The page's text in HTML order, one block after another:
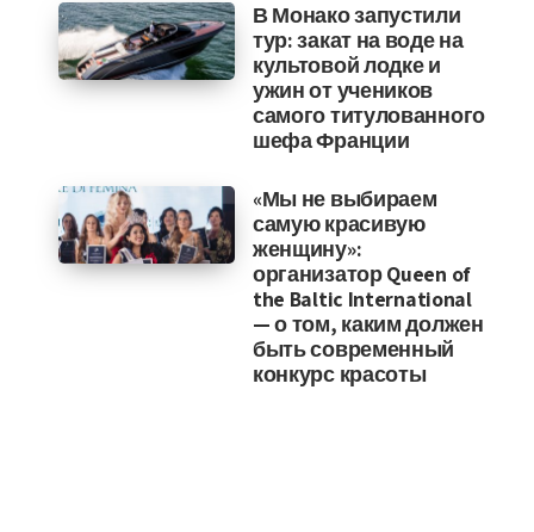
В Монако запустили
тур: закат на воде на
культовой лодке и
ужин от учеников
самого титулованного
шефа Франции
«Мы не выбираем
самую красивую
женщину»:
организатор Queen of
the Baltic International
— о том, каким должен
быть современный
конкурс красоты